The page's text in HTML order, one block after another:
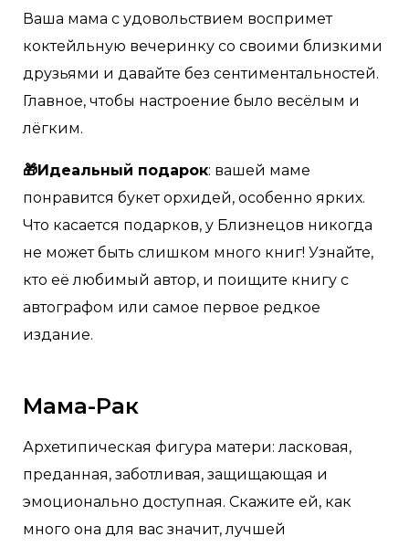
Ваша мама с удовольствием воспримет
коктейльную вечеринку со своими близкими
друзьями и давайте без сентиментальностей.
Главное, чтобы настроение было весёлым и
лёгким.
🎁Идеальный подарок: вашей маме
понравится букет орхидей, особенно ярких.
Что касается подарков, у Близнецов никогда
не может быть слишком много книг! Узнайте,
кто её любимый автор, и поищите книгу с
автографом или самое первое редкое
издание.
Мама-Рак
Архетипическая фигура матери: ласковая,
преданная, заботливая, защищающая и
эмоционально доступная. Скажите ей, как
много она для вас значит, лучшей